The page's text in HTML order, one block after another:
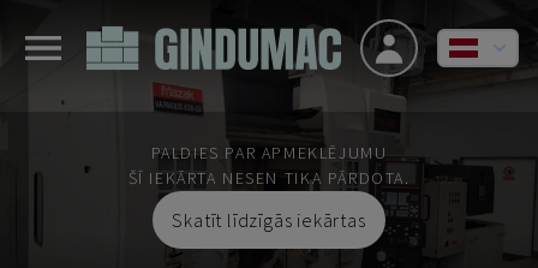
PALDIES PAR APMEKLĒJUMU
ŠĪ IEKĀRTA NESEN TIKA PĀRDOTA.
Skatīt līdzīgās iekārtas